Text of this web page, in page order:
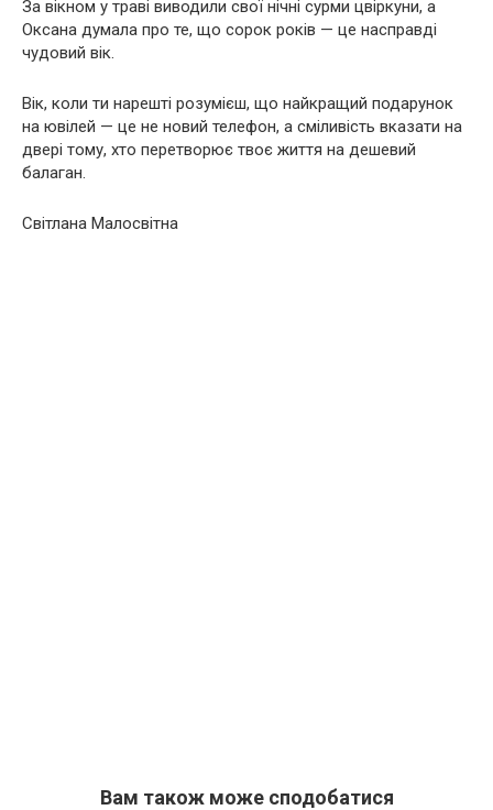
За вікном у траві виводили свої нічні сурми цвіркуни, а
Оксана думала про те, що сорок років — це насправді
чудовий вік.
Вік, коли ти нарешті розумієш, що найкращий подарунок
на ювілей — це не новий телефон, а сміливість вказати на
двері тому, хто перетворює твоє життя на дешевий
балаган.
Світлана Малосвітна
Вам також може сподобатися